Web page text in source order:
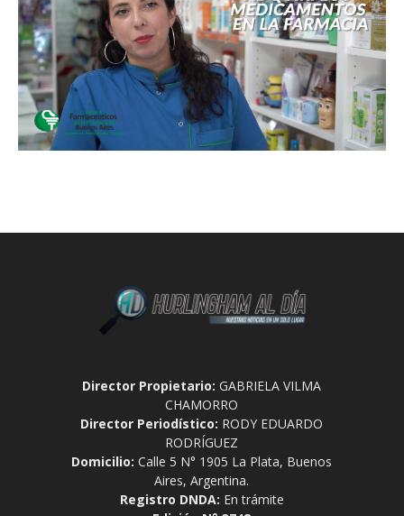
Director Propietario: GABRIELA VILMA
CHAMORRO
Director Periodístico: RODY EDUARDO
RODRÍGUEZ
Domicilio: Calle 5 N° 1905 La Plata, Buenos
Aires, Argentina.
Registro DNDA: En trámite